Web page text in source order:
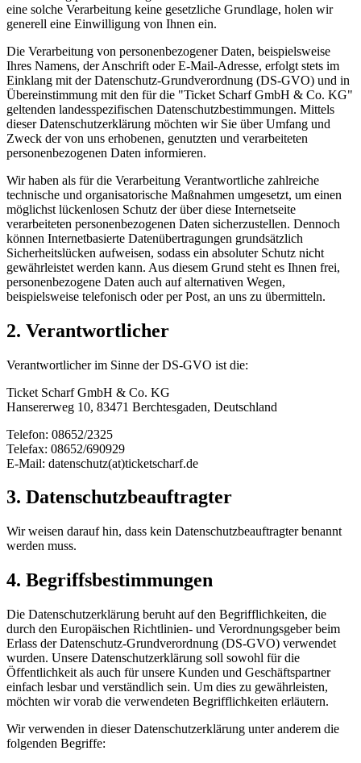
eine solche Verarbeitung keine gesetzliche Grundlage, holen wir
generell eine Einwilligung von Ihnen ein.
Die Verarbeitung von personenbezogener Daten, beispielsweise
Ihres Namens, der Anschrift oder E-Mail-Adresse, erfolgt stets im
Einklang mit der Datenschutz-Grundverordnung (DS-GVO) und in
Übereinstimmung mit den für die "Ticket Scharf GmbH & Co. KG"
geltenden landesspezifischen Datenschutzbestimmungen. Mittels
dieser Datenschutzerklärung möchten wir Sie über Umfang und
Zweck der von uns erhobenen, genutzten und verarbeiteten
personenbezogenen Daten informieren.
Wir haben als für die Verarbeitung Verantwortliche zahlreiche
technische und organisatorische Maßnahmen umgesetzt, um einen
möglichst lückenlosen Schutz der über diese Internetseite
verarbeiteten personenbezogenen Daten sicherzustellen. Dennoch
können Internetbasierte Datenübertragungen grundsätzlich
Sicherheitslücken aufweisen, sodass ein absoluter Schutz nicht
gewährleistet werden kann. Aus diesem Grund steht es Ihnen frei,
personenbezogene Daten auch auf alternativen Wegen,
beispielsweise telefonisch oder per Post, an uns zu übermitteln.
2. Verantwortlicher
Verantwortlicher im Sinne der DS-GVO ist die:
Ticket Scharf GmbH & Co. KG
Hansererweg 10, 83471 Berchtesgaden, Deutschland
Telefon: 08652/2325
Telefax: 08652/690929
E-Mail: datenschutz(at)ticketscharf.de
3. Datenschutzbeauftragter
Wir weisen darauf hin, dass kein Datenschutzbeauftragter benannt
werden muss.
4. Begriffsbestimmungen
Die Datenschutzerklärung beruht auf den Begrifflichkeiten, die
durch den Europäischen Richtlinien- und Verordnungsgeber beim
Erlass der Datenschutz-Grundverordnung (DS-GVO) verwendet
wurden. Unsere Datenschutzerklärung soll sowohl für die
Öffentlichkeit als auch für unsere Kunden und Geschäftspartner
einfach lesbar und verständlich sein. Um dies zu gewährleisten,
möchten wir vorab die verwendeten Begrifflichkeiten erläutern.
Wir verwenden in dieser Datenschutzerklärung unter anderem die
folgenden Begriffe: